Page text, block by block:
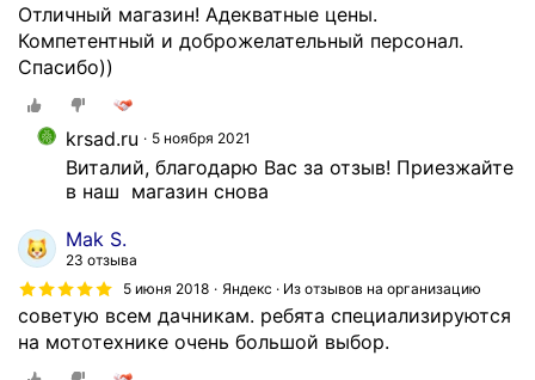
Отличный магазин! Адекватные цены.
Компетентный и доброжелательный персонал.
Спасибо))
krsad.ru 5 ноября 2021
Виталий, благодарю Вас за отзыв! Приезжайте
в наш  магазин снова
Mak S.
23 отзыва
5 июня 2018
Яндекс · Из отзывов на организацию
советую всем дачникам. ребята специализируются
на мототехнике очень большой выбор.